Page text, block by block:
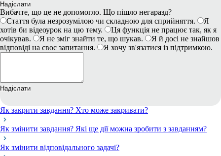
Надіслати
Вибачте, що це не допомогло. Що пішло негаразд?
Стаття була незрозумілою чи складною для сприйняття.
Я
хотів би відеоурок на цю тему.
Ця функція не працює так, як я
очікував.
Я не зміг знайти те, що шукав.
Я й досі не знайшов
відповіді на своє запитання.
Я хочу зв'язатися із підтримкою.
Надіслати
Як закрити завдання? Хто може закривати?
Як змінити завдання? Які ще дії можна зробити з завданням?
Як змінити відповідального задачі?